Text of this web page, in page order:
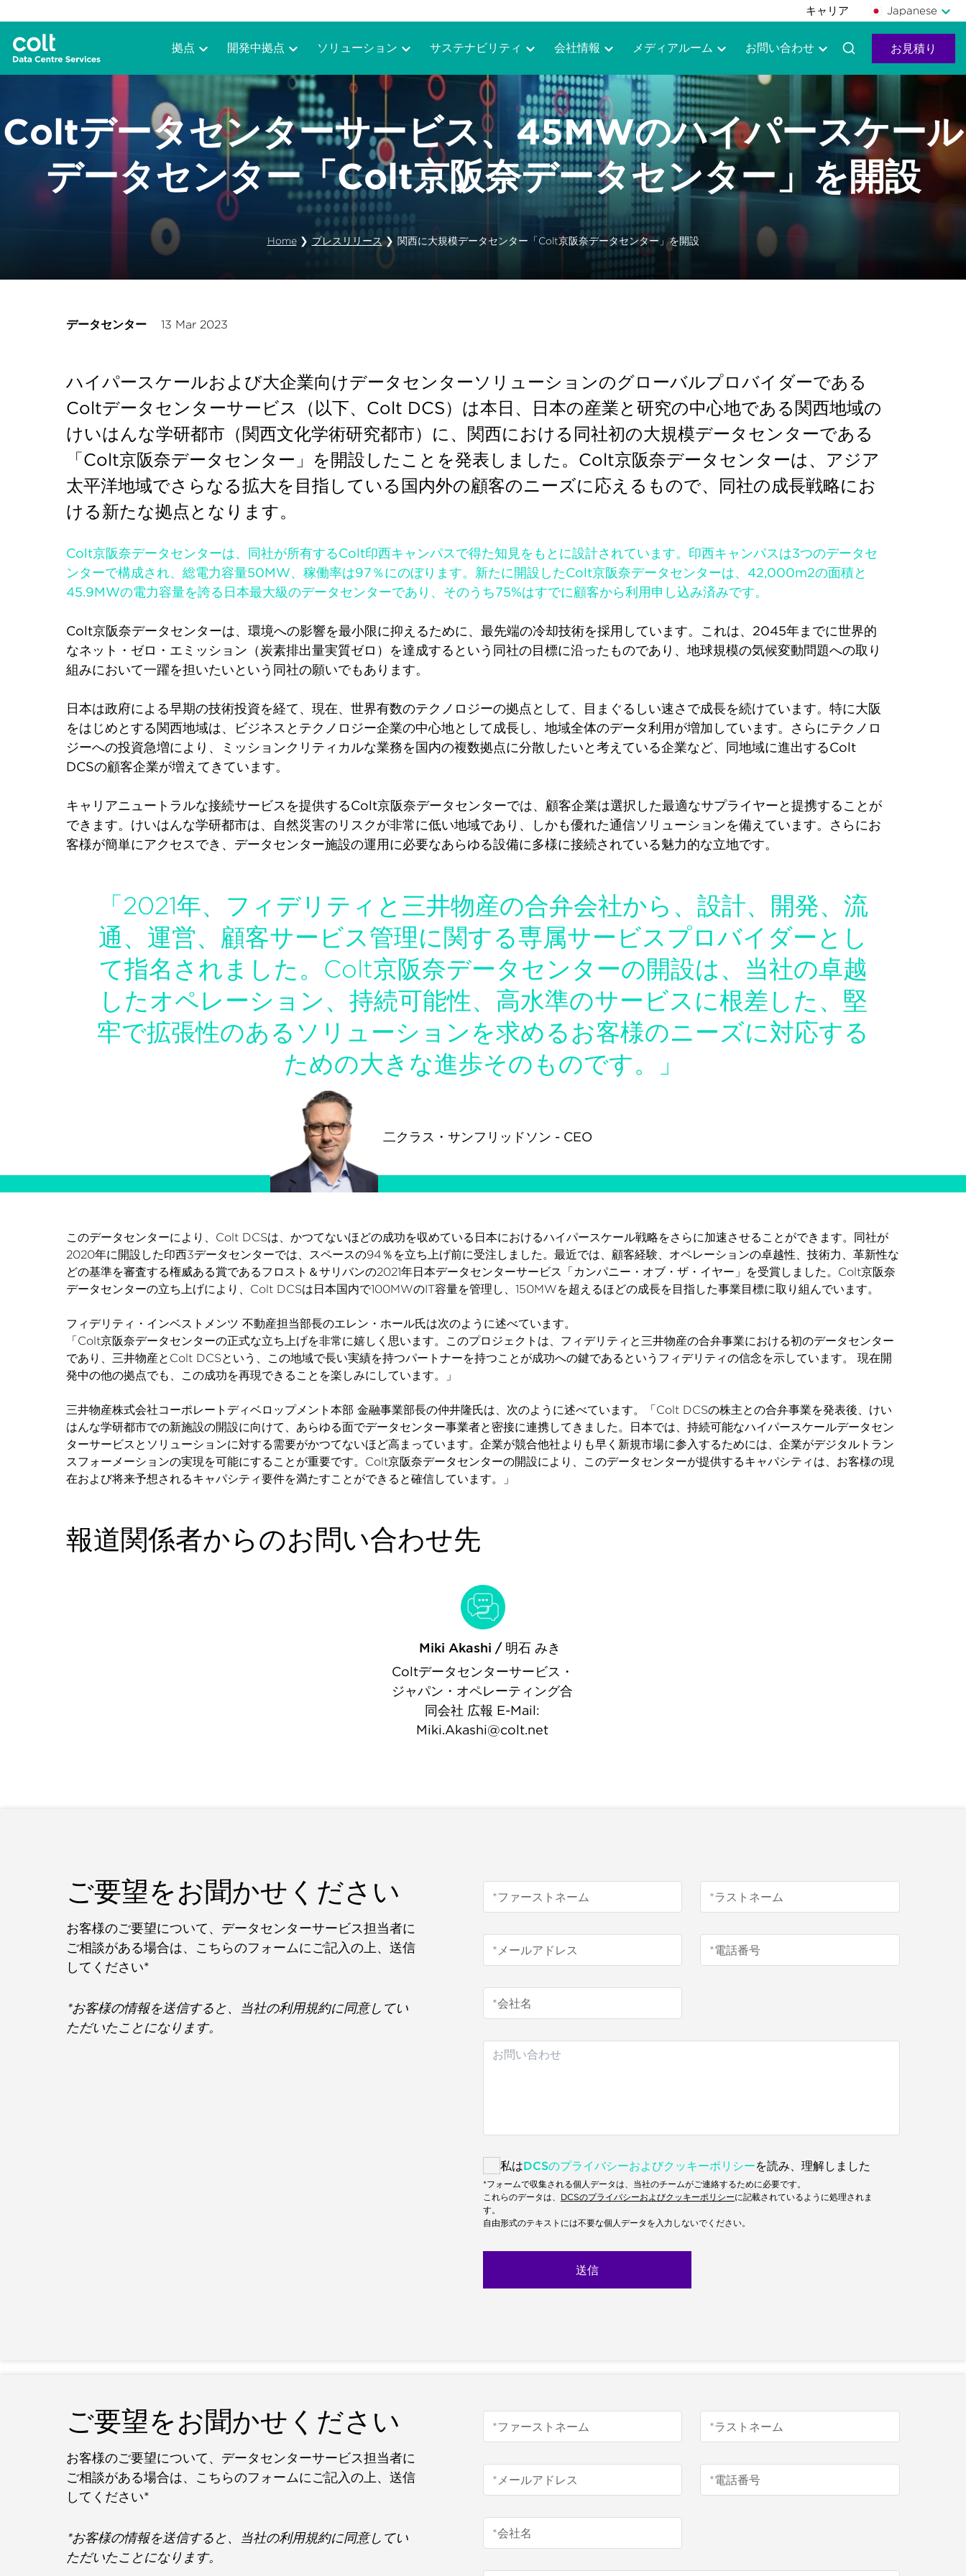
キャリア Japanese
拠点 開発中拠点 ソリューション サステナビリティ 会社情報 メディアルーム お問い合わせ お見積り
Home❯ プレスリリース❯ 関西に大規模データセンター「Colt京阪奈データセンター」を開設
Coltデータセンターサービス、45MWのハイパースケール
データセンター「Colt京阪奈データセンター」を開設
データセンター 13 Mar 2023
ハイパースケールおよび大企業向けデータセンターソリューションのグローバルプロバイダーである
Coltデータセンターサービス（以下、Colt DCS）は本日、日本の産業と研究の中心地である関西地域の
けいはんな学研都市（関西文化学術研究都市）に、関西における同社初の大規模データセンターである
「Colt京阪奈データセンター」を開設したことを発表しました。Colt京阪奈データセンターは、アジア
太平洋地域でさらなる拡大を目指している国内外の顧客のニーズに応えるもので、同社の成長戦略にお
ける新たな拠点となります。
Colt京阪奈データセンターは、同社が所有するColt印西キャンパスで得た知見をもとに設計されています。印西キャンパスは3つのデータセ
ンターで構成され、総電力容量50MW、稼働率は97％にのぼります。新たに開設したColt京阪奈データセンターは、42,000m2の面積と
45.9MWの電力容量を誇る日本最大級のデータセンターであり、そのうち75%はすでに顧客から利用申し込み済みです。
Colt京阪奈データセンターは、環境への影響を最小限に抑えるために、最先端の冷却技術を採用しています。これは、2045年までに世界的
なネット・ゼロ・エミッション（炭素排出量実質ゼロ）を達成するという同社の目標に沿ったものであり、地球規模の気候変動問題への取り
組みにおいて一躍を担いたいという同社の願いでもあります。
日本は政府による早期の技術投資を経て、現在、世界有数のテクノロジーの拠点として、目まぐるしい速さで成長を続けています。特に大阪
をはじめとする関西地域は、ビジネスとテクノロジー企業の中心地として成長し、地域全体のデータ利用が増加しています。さらにテクノロ
ジーへの投資急増により、ミッションクリティカルな業務を国内の複数拠点に分散したいと考えている企業など、同地域に進出するColt
DCSの顧客企業が増えてきています。
キャリアニュートラルな接続サービスを提供するColt京阪奈データセンターでは、顧客企業は選択した最適なサプライヤーと提携することが
できます。けいはんな学研都市は、自然災害のリスクが非常に低い地域であり、しかも優れた通信ソリューションを備えています。さらにお
客様が簡単にアクセスでき、データセンター施設の運用に必要なあらゆる設備に多様に接続されている魅力的な立地です。
「2021年、フィデリティと三井物産の合弁会社から、設計、開発、流
通、運営、顧客サービス管理に関する専属サービスプロバイダーとし
て指名されました。Colt京阪奈データセンターの開設は、当社の卓越
したオペレーション、持続可能性、高水準のサービスに根差した、堅
牢で拡張性のあるソリューションを求めるお客様のニーズに対応する
ための大きな進歩そのものです。」
二クラス・サンフリッドソン - CEO
このデータセンターにより、Colt DCSは、かつてないほどの成功を収めている日本におけるハイパースケール戦略をさらに加速させることができます。同社が
2020年に開設した印西3データセンターでは、スペースの94％を立ち上げ前に受注しました。最近では、顧客経験、オペレーションの卓越性、技術力、革新性な
どの基準を審査する権威ある賞であるフロスト＆サリバンの2021年日本データセンターサービス「カンパニー・オブ・ザ・イヤー」を受賞しました。Colt京阪奈
データセンターの立ち上げにより、Colt DCSは日本国内で100MWのIT容量を管理し、150MWを超えるほどの成長を目指した事業目標に取り組んでいます。
フィデリティ・インベストメンツ 不動産担当部長のエレン・ホール氏は次のように述べています。
「Colt京阪奈データセンターの正式な立ち上げを非常に嬉しく思います。このプロジェクトは、フィデリティと三井物産の合弁事業における初のデータセンター
であり、三井物産とColt DCSという、この地域で長い実績を持つパートナーを持つことが成功への鍵であるというフィデリティの信念を示しています。 現在開
発中の他の拠点でも、この成功を再現できることを楽しみにしています。」
三井物産株式会社コーポレートディベロップメント本部 金融事業部長の仲井隆氏は、次のように述べています。「Colt DCSの株主との合弁事業を発表後、けい
はんな学研都市での新施設の開設に向けて、あらゆる面でデータセンター事業者と密接に連携してきました。日本では、持続可能なハイパースケールデータセン
ターサービスとソリューションに対する需要がかつてないほど高まっています。企業が競合他社よりも早く新規市場に参入するためには、企業がデジタルトラン
スフォーメーションの実現を可能にすることが重要です。Colt京阪奈データセンターの開設により、このデータセンターが提供するキャパシティは、お客様の現
在および将来予想されるキャパシティ要件を満たすことができると確信しています。」
報道関係者からのお問い合わせ先
Miki Akashi / 明石 みき
Coltデータセンターサービス・
ジャパン・オペレーティング合
同会社 広報 E-Mail:
Miki.Akashi@colt.net
ご要望をお聞かせください
お客様のご要望について、データセンターサービス担当者に
ご相談がある場合は、こちらのフォームにご記入の上、送信
してください*
*お客様の情報を送信すると、当社の利用規約に同意してい
ただいたことになります。
私はDCSのプライバシーおよびクッキーポリシーを読み、理解しました
*フォームで収集される個人データは、当社のチームがご連絡するために必要です。
これらのデータは、 DCSのプライバシーおよびクッキーポリシーに記載されているように処理されま
す。
自由形式のテキストには不要な個人データを入力しないでください。
ご要望をお聞かせください
お客様のご要望について、データセンターサービス担当者に
ご相談がある場合は、こちらのフォームにご記入の上、送信
してください*
*お客様の情報を送信すると、当社の利用規約に同意してい
ただいたことになります。